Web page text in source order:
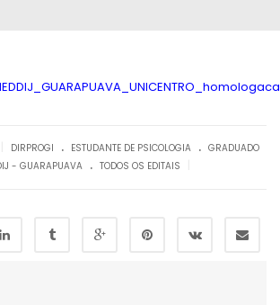
DIRPROGI . ESTUDANTE DE PSICOLOGIA . GRADUADO
- GUARAPUAVA . TODOS OS EDITAIS